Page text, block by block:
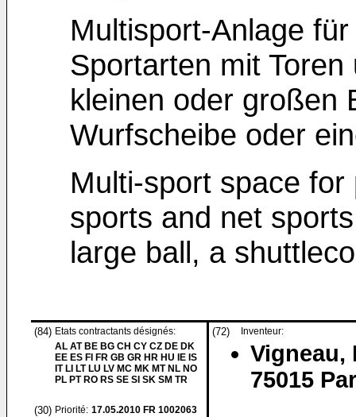
Multisport-Anlage
Sportarten mit
kleinen oder großen
Wurfscheibe oder
Multi-sport space
sports and net
large ball, a
(84) Etats contractants désignés:
AL AT BE BG CH CY CZ DE DK
EE ES FI FR GB GR HR HU IE IS
IT LI LT LU LV MC MK MT NL NO
PL PT RO RS SE SI SK SM TR
(30) Priorité: 17.05.2010 FR 1002063
(72) Inventeur:
Vigneau,
75015